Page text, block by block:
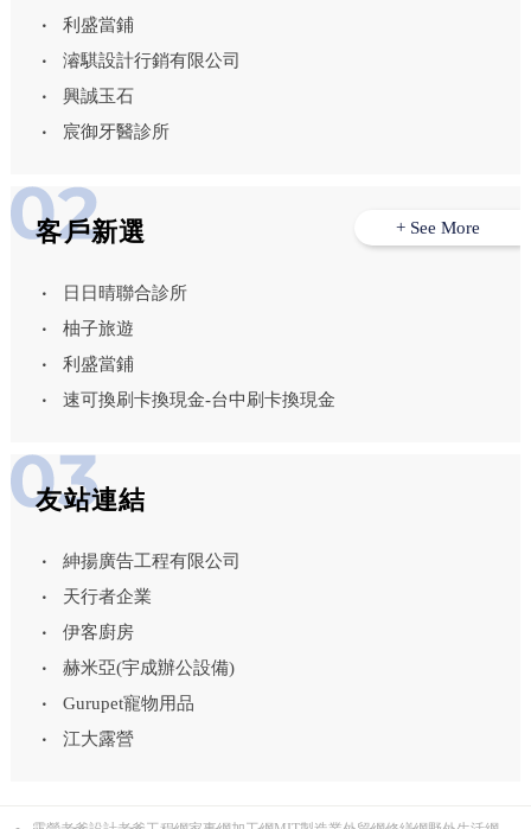
利盛當鋪
濬騏設計行銷有限公司
興誠玉石
宸御牙醫診所
客戶新選
日日晴聯合診所
柚子旅遊
利盛當鋪
速可換刷卡換現金-台中刷卡換現金
+ See More
友站連結
紳揚廣告工程有限公司
天行者企業
伊客廚房
赫米亞(宇成辦公設備)
Gurupet寵物用品
江大露營